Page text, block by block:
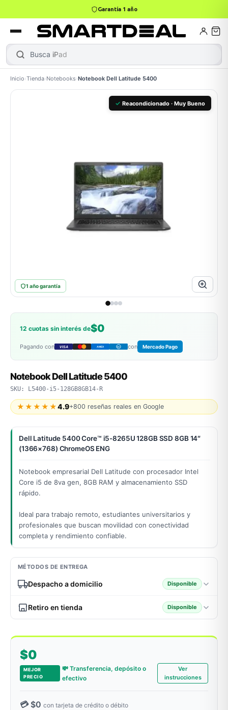
4,9 · +800 reseñas Google
Busca
→
Inicio›Tienda›Notebooks›Notebook Dell Latitude 5400
✓ Reacondicionado · Muy Bueno
1 año garantía
12 cuotas sin interés de$0
Pagando con VISA AMEX DC con Mercado Pago
Notebook Dell Latitude 5400
SKU: L5400-i5-128GB8GB14-R
★★★★★4.9+800 reseñas reales en Google
Dell Latitude 5400 Core™ i5-8265U 128GB SSD 8GB 14″
(1366×768) ChromeOS ENG
Notebook empresarial Dell Latitude con procesador Intel
Core i5 de 8va gen, 8GB RAM y almacenamiento SSD
rápido.
Ideal para trabajo remoto, estudiantes universitarios y
profesionales que buscan movilidad con conectividad
completa y rendimiento confiable.
MÉTODOS DE ENTREGA
Despacho a domicilio Disponible
Retiro en tienda Disponible
$0
MEJOR
PRECIO
💸 Transferencia, depósito o
efectivo
Ver
instrucciones
💳 $0 con tarjeta de crédito o débito